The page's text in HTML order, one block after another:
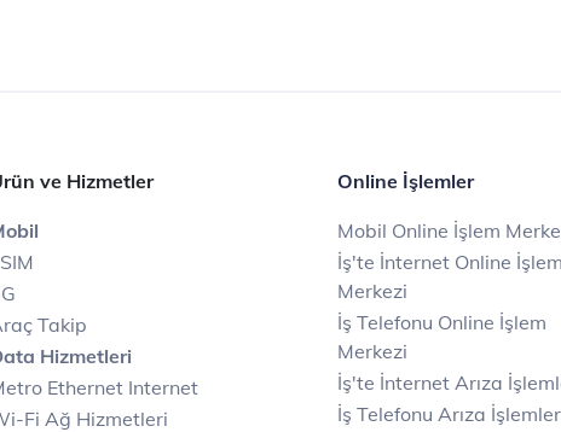
ve Hizmetler
Takip
Hizmetleri
Ethernet Internet
Fi Ağ Hizmetleri
Online İşlemler
Mobil Online İşlem
İş'te İnternet Online İşlem
Merkezi
İş Telefonu Online İşlem
Merkezi
İş'te İnternet Arıza
İş Telefonu Arıza